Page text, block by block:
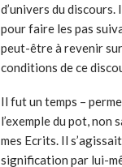
d’univers du
pour faire les pas
peut-être à revenir
conditions de ce
Il fut un temps –
l’exemple du pot, non
mes Ecrits. Il
signification par lui-